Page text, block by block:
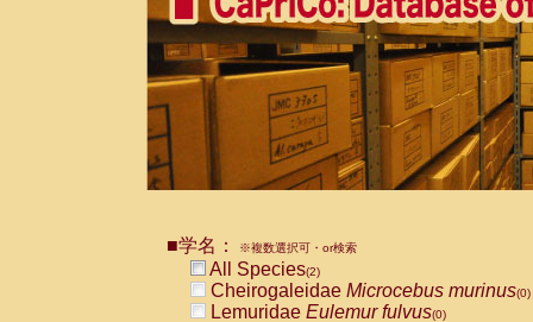
■学名： ※複数選択可・or検索
All Species(2)
Cheirogaleidae Microcebus murinus(0)
Lemuridae Eulemur fulvus(0)